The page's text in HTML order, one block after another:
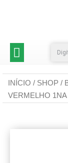
INÍCIO / SHOP /
VERMELHO